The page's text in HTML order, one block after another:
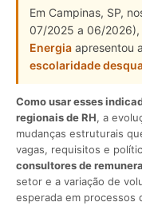
Em Campinas, SP,
07/2025 a 06/2026),
Energia apresentou
escolaridade
Como usar esses
regionais de RH, a
mudanças estruturais
vagas, requisitos e
consultores de
setor e a variação de
esperada em processos